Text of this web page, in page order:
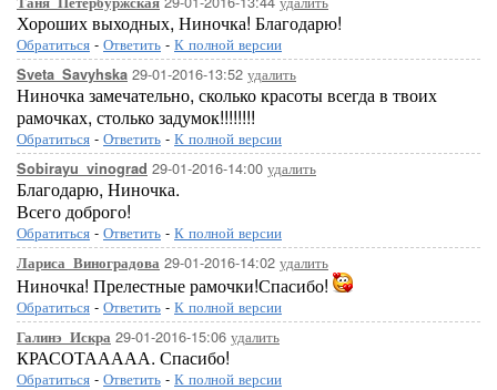
Хороших выходных, Ниночка! Благодарю!
Обратиться - Ответить - К полной версии
Sveta_Savyhska 29-01-2016-13:52 удалить
Ниночка замечательно, сколько красоты всегда в твоих
рамочках, столько задумок!!!!!!!!
Обратиться - Ответить - К полной версии
Sobirayu_vinograd 29-01-2016-14:00 удалить
Благодарю, Ниночка.
Всего доброго!
Обратиться - Ответить - К полной версии
Лариса_Виноградова 29-01-2016-14:02 удалить
Ниночка! Прелестные рамочки!Спасибо!
Обратиться - Ответить - К полной версии
Галинэ_Искра 29-01-2016-15:06 удалить
КРАСОТААААА. Спасибо!
Обратиться - Ответить - К полной версии